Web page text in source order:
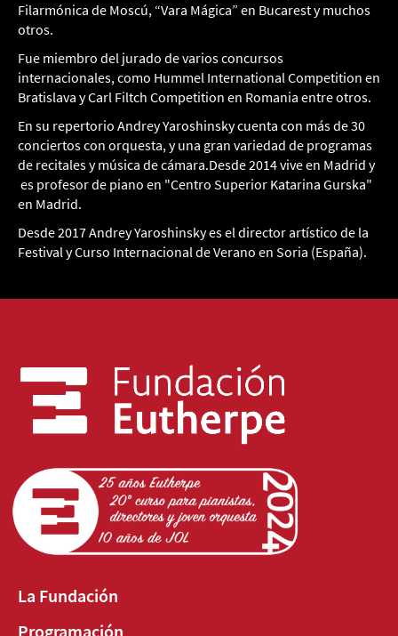
Filarmónica de Moscú, “Vara Mágica” en Bucarest y muchos
otros.
Fue miembro del jurado de varios concursos
internacionales, como Hummel International Competition en
Bratislava y Carl Filtch Competition en Romania entre otros.
En su repertorio Andrey Yaroshinsky cuenta con más de 30
conciertos con orquesta, y una gran variedad de programas
de recitales y música de cámara.Desde 2014 vive en Madrid y
es profesor de piano en "Centro Superior Katarina Gurska"
en Madrid.
Desde 2017 Andrey Yaroshinsky es el director artístico de la
Festival y Curso Internacional de Verano en Soria (España).
La Fundación
Programación